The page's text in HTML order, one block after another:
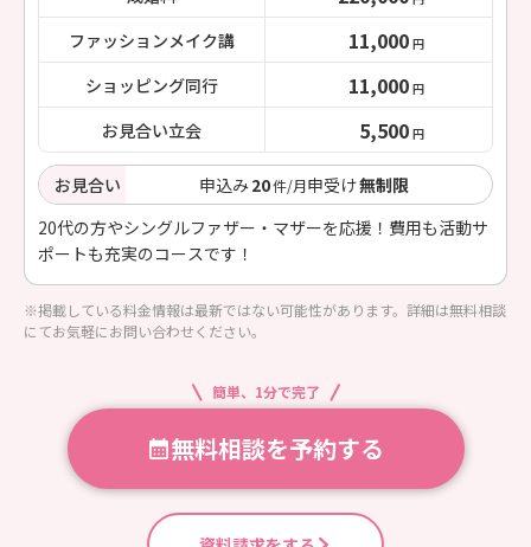
ファッションメイク講 11,000 円
ショッピング同行 11,000 円
お見合い立会 5,500 円
お見合い 申込み20件/月申受け無制限
20代の方やシングルファザー・マザーを応援！費用も活動サ
ポートも充実のコースです！
※掲載している料金情報は最新ではない可能性があります。詳細は無料相談
にてお気軽にお問い合わせください。
簡単、1分で完了
無料相談を予約する